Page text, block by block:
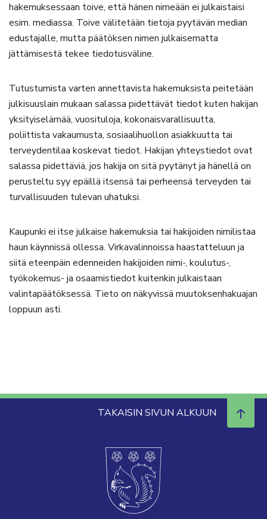
hakemuksessaan toive, että hänen nimeään ei julkaistaisi
esim. mediassa. Toive välitetään tietoja pyytävän median
edustajalle, mutta päätöksen nimen julkaisematta
jättämisestä tekee tiedotusväline.
Tutustumista varten annettavista hakemuksista peitetään
julkisuuslain mukaan salassa pidettävät tiedot kuten hakijan
yksityiselämää, vuosituloja, kokonaisvarallisuutta,
poliittista vakaumusta, sosiaalihuollon asiakkuutta tai
terveydentilaa koskevat tiedot. Hakijan yhteystiedot ovat
salassa pidettäviä, jos hakija on sitä pyytänyt ja hänellä on
perusteltu syy epäillä itsensä tai perheensä terveyden tai
turvallisuuden tulevan uhatuksi.
Kaupunki ei itse julkaise hakemuksia tai hakijoiden nimilistaa
haun käynnissä ollessa. Virkavalinnoissa haastatteluun ja
siitä eteenpäin edenneiden hakijoiden nimi-, koulutus-,
työkokemus- ja osaamistiedot kuitenkin julkaistaan
valintapäätöksessä. Tieto on näkyvissä muutoksenhakuajan
loppuun asti.
TAKAISIN SIVUN ALKUUN